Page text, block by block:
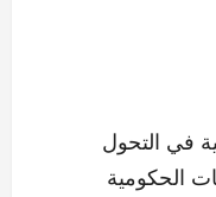
في التحول
الحكومية